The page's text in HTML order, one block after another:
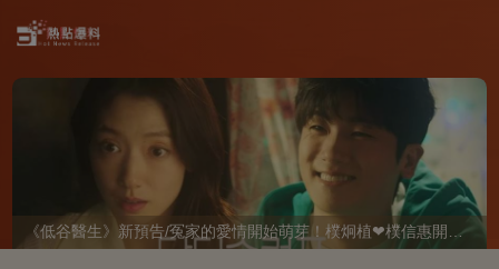
《低谷醫生》新預告/冤家的愛情開始萌芽！樸炯植❤樸信惠開啓「同居生活」互相共鳴、安慰~